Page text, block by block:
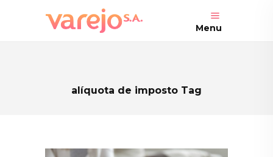
Menu
alíquota de imposto Tag